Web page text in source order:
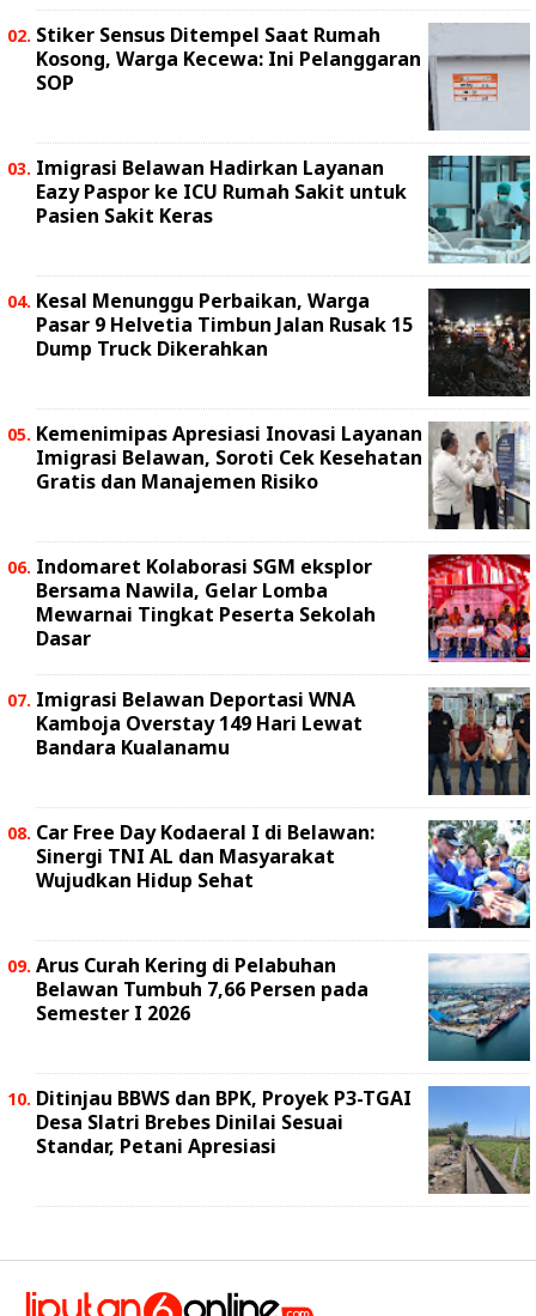
Stiker Sensus Ditempel Saat Rumah
Kosong, Warga Kecewa: Ini Pelanggaran
SOP
Imigrasi Belawan Hadirkan Layanan
Eazy Paspor ke ICU Rumah Sakit untuk
Pasien Sakit Keras
Kesal Menunggu Perbaikan, Warga
Pasar 9 Helvetia Timbun Jalan Rusak 15
Dump Truck Dikerahkan
Kemenimipas Apresiasi Inovasi Layanan
Imigrasi Belawan, Soroti Cek Kesehatan
Gratis dan Manajemen Risiko
Indomaret Kolaborasi SGM eksplor
Bersama Nawila, Gelar Lomba
Mewarnai Tingkat Peserta Sekolah
Dasar
Imigrasi Belawan Deportasi WNA
Kamboja Overstay 149 Hari Lewat
Bandara Kualanamu
Car Free Day Kodaeral I di Belawan:
Sinergi TNI AL dan Masyarakat
Wujudkan Hidup Sehat
Arus Curah Kering di Pelabuhan
Belawan Tumbuh 7,66 Persen pada
Semester I 2026
Ditinjau BBWS dan BPK, Proyek P3-TGAI
Desa Slatri Brebes Dinilai Sesuai
Standar, Petani Apresiasi